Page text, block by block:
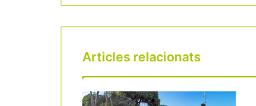
Articles relacionats